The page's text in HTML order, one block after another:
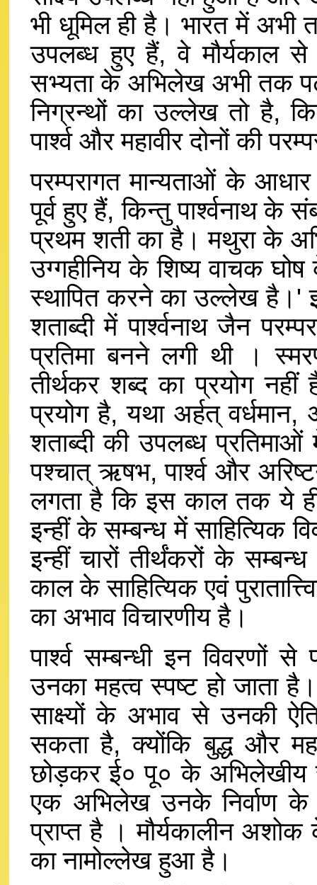
भी धूमिल ही है। भारत में
उपलब्ध हुए हैं, वे मौर्यकाल से
सभ्यता के अभिलेख अभी तक
निग्रन्थों का उल्लेख तो है,
पार्श्व और महावीर दोनों की
परम्परागत मान्यताओं के आधार
पूर्व हुए हैं, किन्तु पार्श्वनाथ के
प्रथम शती का है। मथुरा के
उग्गहीनिय के शिष्य वाचक घोष
स्थापित करने का उल्लेख है।'
शताब्दी में पार्श्वनाथ जैन
प्रतिमा बनने लगी थी ।
तीर्थकर शब्द का प्रयोग
प्रयोग है, यथा अर्हत्
शताब्दी की उपलब्ध प्रतिमाओं
पश्चात् ऋषभ, पार्श्व और
लगता है कि इस काल तक ये
इन्हीं के सम्बन्ध में
इन्हीं चारों तीर्थंकरों के
काल के साहित्यिक एवं
का अभाव विचारणीय है।
पार्श्व सम्बन्धी इन विवरणों से
उनका महत्व स्पष्ट हो जाता
साक्ष्यों के अभाव से उनकी
सकता है, क्योंकि बुद्ध और
छोड़कर ई० पू० के अभिलेखीय
एक अभिलेख उनके निर्वाण के
प्राप्त है । मौर्यकालीन
का नामोल्लेख हुआ है।